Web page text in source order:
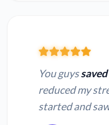
You guys
reduced my
started and